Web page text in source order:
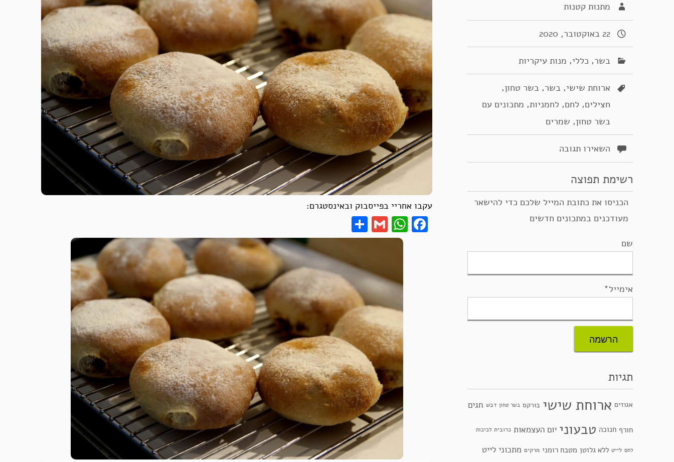
עקבו אחריי בפייסבוק ובאינסטגרם:
Facebook
WhatsApp
Gmail
מתנות קטנות
22 באוקטובר, 2020
בשר, כללי, מנות עיקריות
ארוחת שישי, בשר, בשר טחון,
חצילים, לחם, לחמניות, מתכונים עם
בשר טחון, שמרים
השאירו תגובה
רשימת תפוצה
הכניסו את כתובת המייל שלכם כדי להישאר
מעודכנים במתכונים חדשים
שם
אימייל*
תגיות
אגוזים ארוחת שישי בורקס בשר טחון דבש חגים
חורף חנוכה טבעוני יום העצמאות כרובית לביבות
לחם לייט ללא גלוטן מטבח רומני מרקים מתכוני לייט